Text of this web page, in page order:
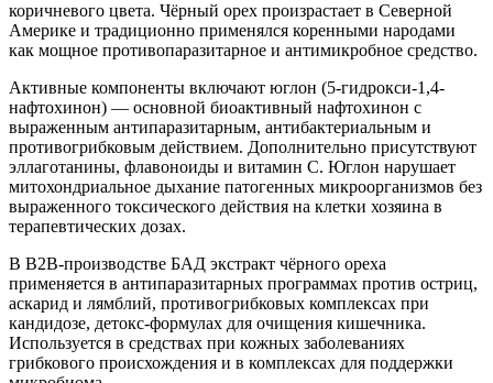
коричневого цвета. Чёрный орех произрастает в Северной
Америке и традиционно применялся коренными народами
как мощное противопаразитарное и антимикробное средство.
Активные компоненты включают юглон (5-гидрокси-1,4-
нафтохинон) — основной биоактивный нафтохинон с
выраженным антипаразитарным, антибактериальным и
противогрибковым действием. Дополнительно присутствуют
эллаготанины, флавоноиды и витамин C. Юглон нарушает
митохондриальное дыхание патогенных микроорганизмов без
выраженного токсического действия на клетки хозяина в
терапевтических дозах.
В B2B-производстве БАД экстракт чёрного ореха
применяется в антипаразитарных программах против остриц,
аскарид и лямблий, противогрибковых комплексах при
кандидозе, детокс-формулах для очищения кишечника.
Используется в средствах при кожных заболеваниях
грибкового происхождения и в комплексах для поддержки